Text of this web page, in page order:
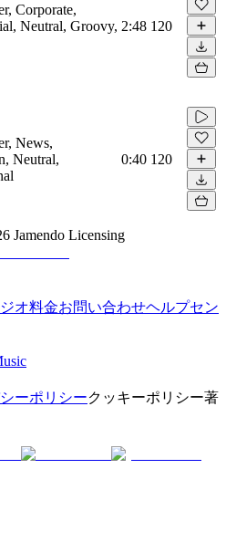
Corporate,
Neutral, Groovy, 2:48 120
News,
Neutral,
0:40 120
Jamendo Licensing
オ料金お問い合わせヘルプセン
ーポリシークッキーポリシー著